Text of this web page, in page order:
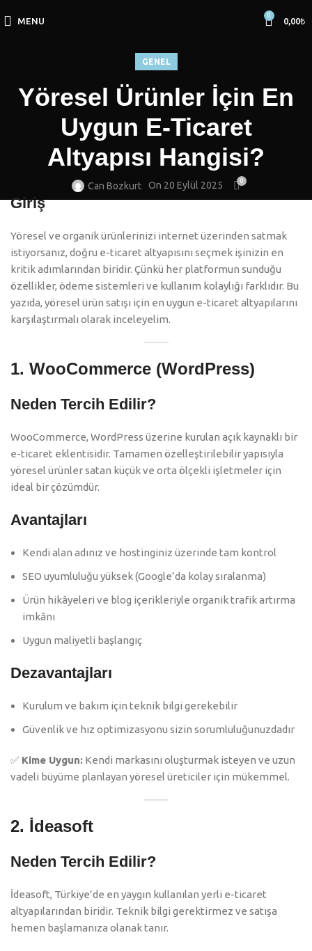
MENU
0
0,00₺
GENEL
Yöresel Ürünler İçin En
Uygun E-Ticaret
Altyapısı Hangisi?
Can Bozkurt On 20 Eylül 2025 0
Giriş
Yöresel ve organik ürünlerinizi internet üzerinden satmak
istiyorsanız, doğru e-ticaret altyapısını seçmek işinizin en
kritik adımlarından biridir. Çünkü her platformun sunduğu
özellikler, ödeme sistemleri ve kullanım kolaylığı farklıdır. Bu
yazıda, yöresel ürün satışı için en uygun e-ticaret altyapılarını
karşılaştırmalı olarak inceleyelim.
1. WooCommerce (WordPress)
Neden Tercih Edilir?
WooCommerce, WordPress üzerine kurulan açık kaynaklı bir
e-ticaret eklentisidir. Tamamen özelleştirilebilir yapısıyla
yöresel ürünler satan küçük ve orta ölçekli işletmeler için
ideal bir çözümdür.
Avantajları
Kendi alan adınız ve hostinginiz üzerinde tam kontrol
SEO uyumluluğu yüksek (Google’da kolay sıralanma)
Ürün hikâyeleri ve blog içerikleriyle organik trafik artırma
imkânı
Uygun maliyetli başlangıç
Dezavantajları
Kurulum ve bakım için teknik bilgi gerekebilir
Güvenlik ve hız optimizasyonu sizin sorumluluğunuzdadır
✅ Kime Uygun: Kendi markasını oluşturmak isteyen ve uzun
vadeli büyüme planlayan yöresel üreticiler için mükemmel.
2. İdeasoft
Neden Tercih Edilir?
İdeasoft, Türkiye’de en yaygın kullanılan yerli e-ticaret
altyapılarından biridir. Teknik bilgi gerektirmez ve satışa
hemen başlamanıza olanak tanır.